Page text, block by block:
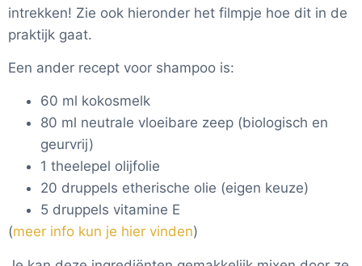
intrekken! Zie ook hieronder het filmpje hoe dit in de
praktijk gaat.
Een ander recept voor shampoo is:
60 ml kokosmelk
80 ml neutrale vloeibare zeep (biologisch en
geurvrij)
1 theelepel olijfolie
20 druppels etherische olie (eigen keuze)
5 druppels vitamine E
(meer info kun je hier vinden)